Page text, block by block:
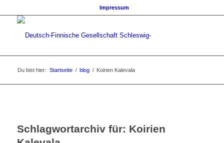
Impressum
Du bist hier: Startseite / blog / Koirien Kalevala
Schlagwortarchiv für: Koirien